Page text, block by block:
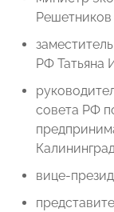
Решетников
РФ Татьяна
совета РФ
вице-